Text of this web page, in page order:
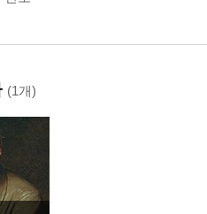
(1개)